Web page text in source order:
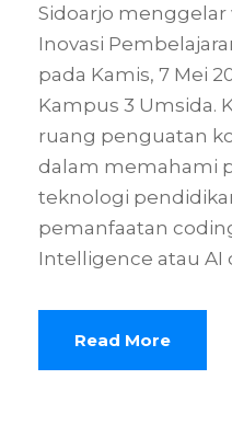
Sidoarjo
Inovasi
pada Kamis, 7 Mei
Kampus 3 Umsida.
ruang penguatan
dalam memahami
teknologi
pemanfaatan
Intelligence atau AI
Read More